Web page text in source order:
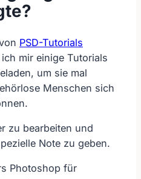
PSD-Tutorials
mir einige Tutorials
um sie mal
Menschen sich
zu bearbeiten und
Note zu geben.
Photoshop für